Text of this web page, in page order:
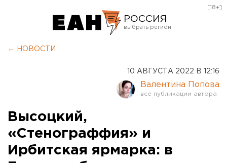
РОССИЯ
Курган
Оренбург
[18+]
← НОВОСТИ
10 АВГУСТА 2022 В 12:16
Валентина Попова
Высоцкий,
«Стенограффия» и
Ирбитская ярмарка: в